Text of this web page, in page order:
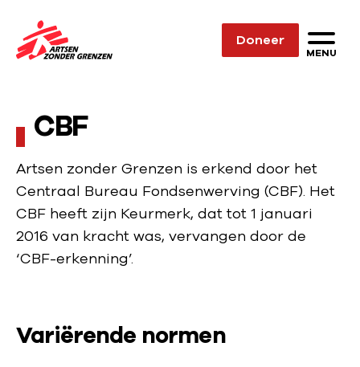
Sla navigatie over
N
e
h
o
m
e
e
Doneer
MENU
CBF
Artsen zonder Grenzen is erkend door het
Centraal Bureau Fondsenwerving (CBF). Het
CBF heeft zijn Keurmerk, dat tot 1 januari
2016 van kracht was, vervangen door de
‘CBF-erkenning’.
Variërende normen